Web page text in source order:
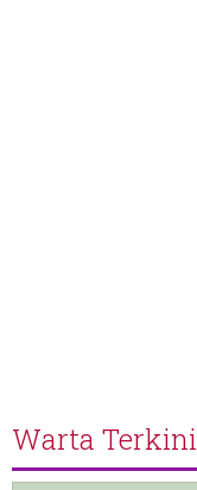
Warta Terkini